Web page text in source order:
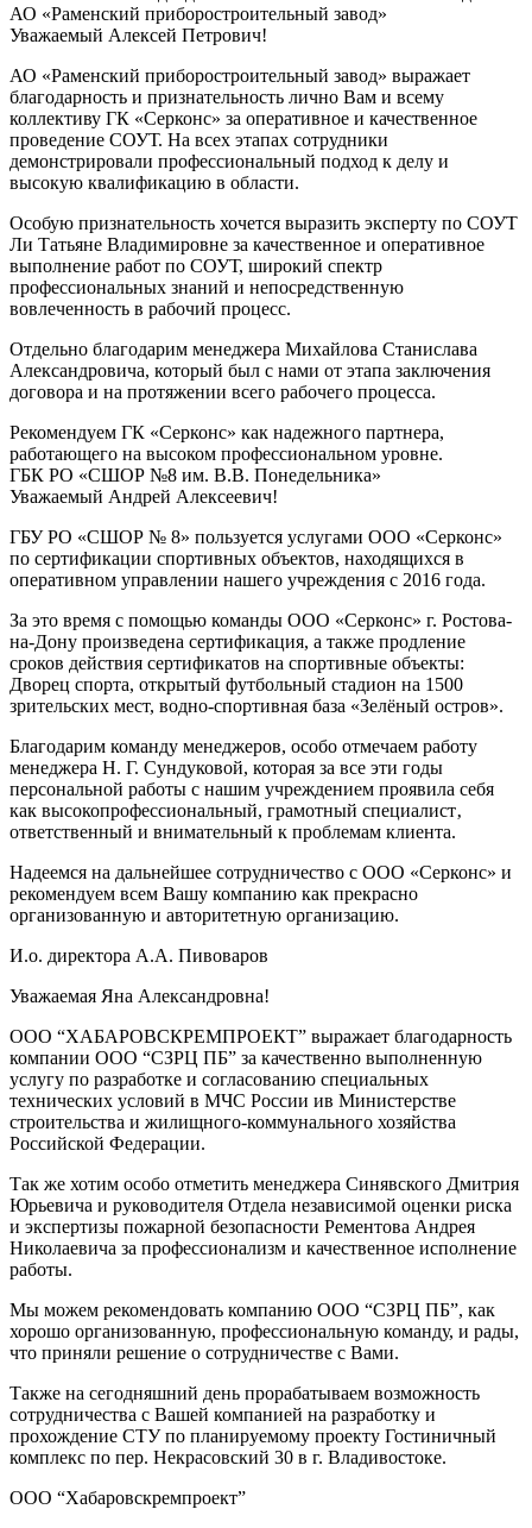
АО «Раменский приборостроительный завод»
Уважаемый Алексей Петрович!
АО «Раменский приборостроительный завод» выражает
благодарность и признательность лично Вам и всему
коллективу ГК «Серконс» за оперативное и качественное
проведение СОУТ. На всех этапах сотрудники
демонстрировали профессиональный подход к делу и
высокую квалификацию в области.
Особую признательность хочется выразить эксперту по СОУТ
Ли Татьяне Владимировне за качественное и оперативное
выполнение работ по СОУТ, широкий спектр
профессиональных знаний и непосредственную
вовлеченность в рабочий процесс.
Отдельно благодарим менеджера Михайлова Станислава
Александровича, который был с нами от этапа заключения
договора и на протяжении всего рабочего процесса.
Рекомендуем ГК «Серконс» как надежного партнера,
работающего на высоком профессиональном уровне.
ГБК РО «СШОР №8 им. В.В. Понедельника»
Уважаемый Андрей Алексеевич!
ГБУ РО «СШОР № 8» пользуется услугами ООО «Серконс»
по сертификации спортивных объектов, находящихся в
оперативном управлении нашего учреждения с 2016 года.
За это время с помощью команды ООО «Серконс» г. Ростова-
на-Дону произведена сертификация, а также продление
сроков действия сертификатов на спортивные объекты:
Дворец спорта, открытый футбольный стадион на 1500
зрительских мест, водно-спортивная база «Зелёный остров».
Благодарим команду менеджеров, особо отмечаем работу
менеджера Н. Г. Сундуковой, которая за все эти годы
персональной работы с нашим учреждением проявила себя
как высокопрофессиональный, грамотный специалист‚
ответственный и внимательный к проблемам клиента.
Надеемся на дальнейшее сотрудничество с ООО «Серконс» и
рекомендуем всем Вашу компанию как прекрасно
организованную и авторитетную организацию.
И.о. директора А.А. Пивоваров
Уважаемая Яна Александровна!
ООО “ХАБАРОВСКРЕМПРОЕКТ” выражает благодарность
компании ООО “СЗРЦ ПБ” за качественно выполненную
услугу по разработке и согласованию специальных
технических условий в МЧС России ив Министерстве
строительства и жилищного-коммунального хозяйства
Российской Федерации.
Так же хотим особо отметить менеджера Синявского Дмитрия
Юрьевича и руководителя Отдела независимой оценки риска
и экспертизы пожарной безопасности Рементова Андрея
Николаевича за профессионализм и качественное исполнение
работы.
Мы можем рекомендовать компанию ООО “СЗРЦ ПБ”, как
хорошо организованную, профессиональную команду, и рады,
что приняли решение о сотрудничестве с Вами.
Также на сегодняшний день прорабатываем возможность
сотрудничества с Вашей компанией на разработку и
прохождение СТУ по планируемому проекту Гостиничный
комплекс по пер. Некрасовский 30 в г. Владивостоке.
ООО “Хабаровскремпроект”